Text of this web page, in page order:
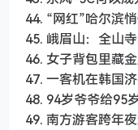
44. “网红”哈尔滨
45. 峨眉山：全山
46. 女子背包里藏
47. 一客机在韩国
48. 94岁爷爷给95
49. 南方游客跨年